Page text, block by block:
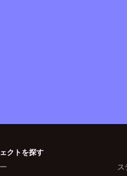
クトを探す
ス